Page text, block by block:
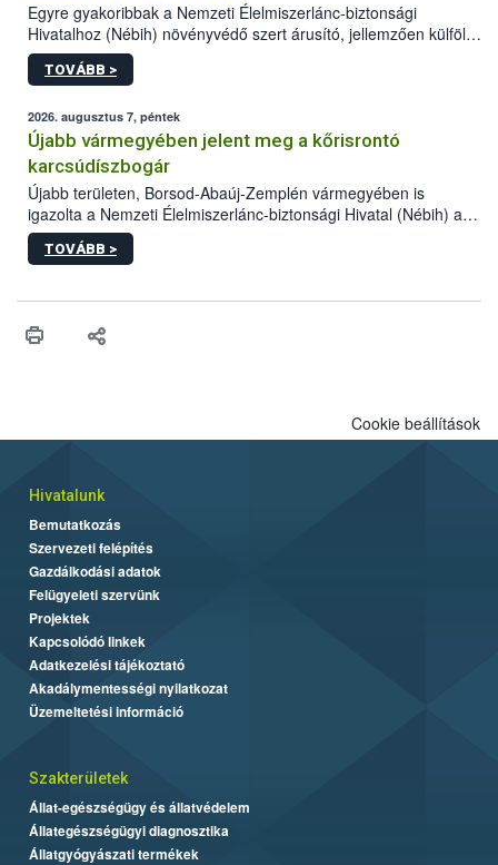
Egyre gyakoribbak a Nemzeti Élelmiszerlánc-biztonsági
Hivatalhoz (Nébih) növényvédő szert árusító, jellemzően külföldi
honlapok kapcsán érkező bejelentések. Emellett az ilyen
termékeket kínáló kéretlen online reklámok mennyisége is
összegyűjtötte az illegális növényvédő szerek kapcsán
előforduló árulkodó jeleket, valamint a webáruházakból való
vásárlás kockázatait.
TOVÁBB >
2026. augusztus 7, péntek
Újabb vármegyében jelent meg a kőrisrontó
karcsúdíszbogár
Újabb területen, Borsod-Abaúj-Zemplén vármegyében is
igazolta a Nemzeti Élelmiszerlánc-biztonsági Hivatal (Nébih) a
kőrisrontó karcsúdíszbogár (Agrilus planipennis) jelenlétét. A
kártevőt nem csak színcsapdában találták meg, de már fertőzött
az intenzív felderítést, emellett az intézkedéseket a szlovák
TOVÁBB >
Cookie beállítások
Hivatalunk
Bemutatkozás
Szervezeti felépítés
Gazdálkodási adatok
Felügyeleti szervünk
Projektek
Kapcsolódó linkek
Adatkezelési tájékoztató
Akadálymentességi nyilatkozat
Üzemeltetési információ
Szakterületek
Állat-egészségügy és állatvédelem
Állategészségügyi diagnosztika
Állatgyógyászati termékek